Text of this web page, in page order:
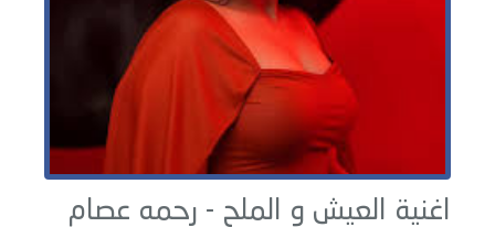
اغنية العيش و الملح - رحمه عصام